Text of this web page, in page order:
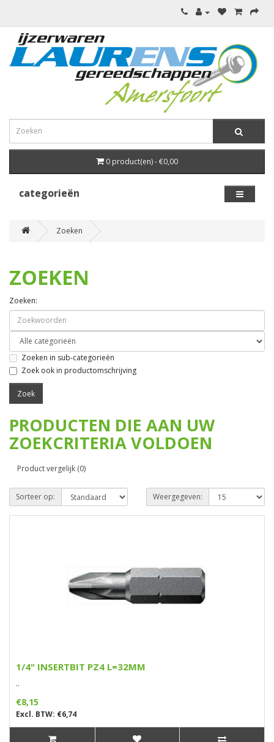
0 product(en) - €0,00
categorieën
Zoeken
ZOEKEN
Zoeken:
Zoeken in sub-categorieën
Zoek ook in productomschrijving
PRODUCTEN DIE AAN UW
ZOEKCRITERIA VOLDOEN
Product vergelijk (0)
Sorteer op: Weergegeven:
1/4" INSERTBIT PZ4 L=32MM
..
€8,15
Excl. BTW: €6,74